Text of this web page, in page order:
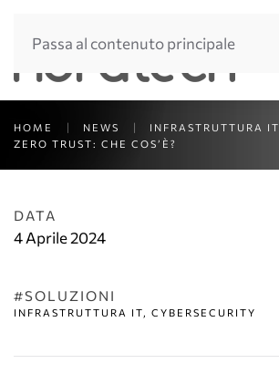
Passa al contenuto principale
HOME NEWS INFRASTRUTTURA IT
ZERO TRUST: CHE COS’È?
DATA
4 Aprile 2024
#SOLUZIONI
INFRASTRUTTURA IT, CYBERSECURITY